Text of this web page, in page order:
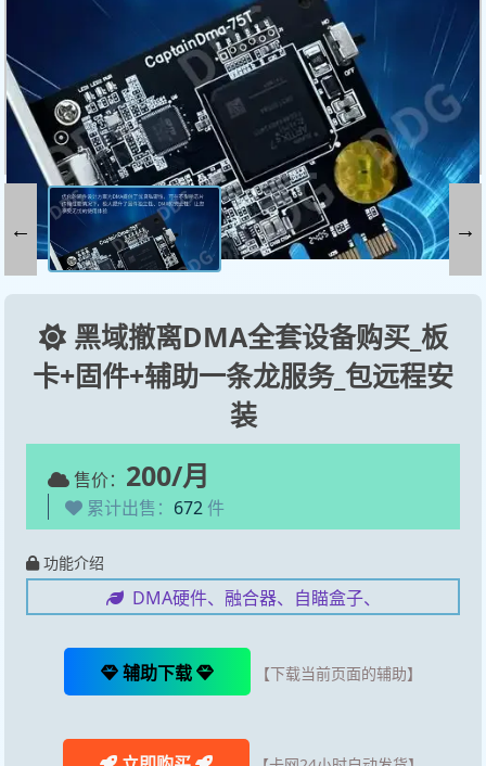
← →
黑域撤离DMA全套设备购买_板
卡+固件+辅助一条龙服务_包远程安
装
售价： 200/月
累计出售： 672件
功能介绍
DMA硬件、融合器、自瞄盒子、
辅助下载 【下载当前页面的辅助】